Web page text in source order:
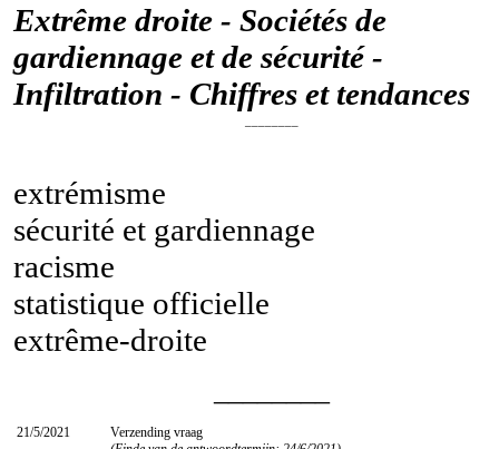
Extrême droite - Sociétés de
gardiennage et de sécurité -
Infiltration - Chiffres et tendances
extrémisme
sécurité et gardiennage
racisme
statistique officielle
extrême-droite
21/5/2021
Verzending vraag